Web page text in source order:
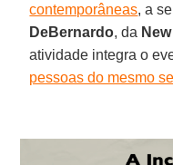
contemporâneas, a
DeBernardo, da
atividade integra o
pessoas do mesmo